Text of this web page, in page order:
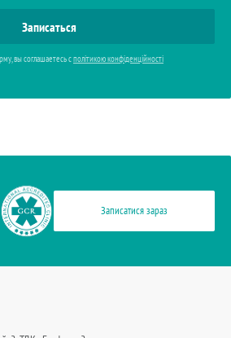
вы соглашаетесь сполітикою конфіденційності
Записатися зараз